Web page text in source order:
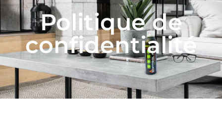
Politique de
confidentialité